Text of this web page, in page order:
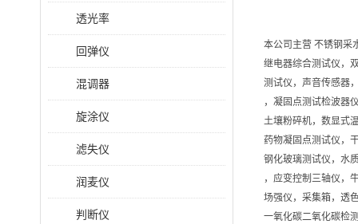
透光率
回弹仪
混调器
旋涂仪
滤失仪
润麦仪
判断仪
本公司主营 不锈钢采
继电器综合测试仪，
测试仪，声音传感器
，凝固点测试检波器
土壤粉碎机，数显式
药物凝固点测试仪，
钢化玻璃测试仪，水
，应变控制三轴仪，
场强仪，采集箱，透
一氧化碳二氧化碳检